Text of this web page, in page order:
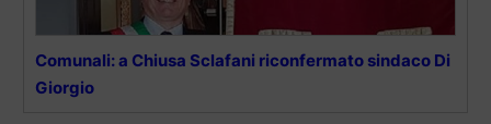
Comunali: a Chiusa Sclafani riconfermato sindaco Di
Giorgio